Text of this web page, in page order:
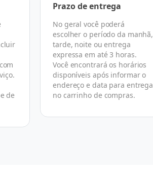
de
Prazo de entrega
No geral você poderá
escolher o período da manhã,
tarde, noite ou entrega
expressa em até 3 horas.
Você encontrará os horários
disponíveis após informar o
endereço e data para entrega
no carrinho de compras.